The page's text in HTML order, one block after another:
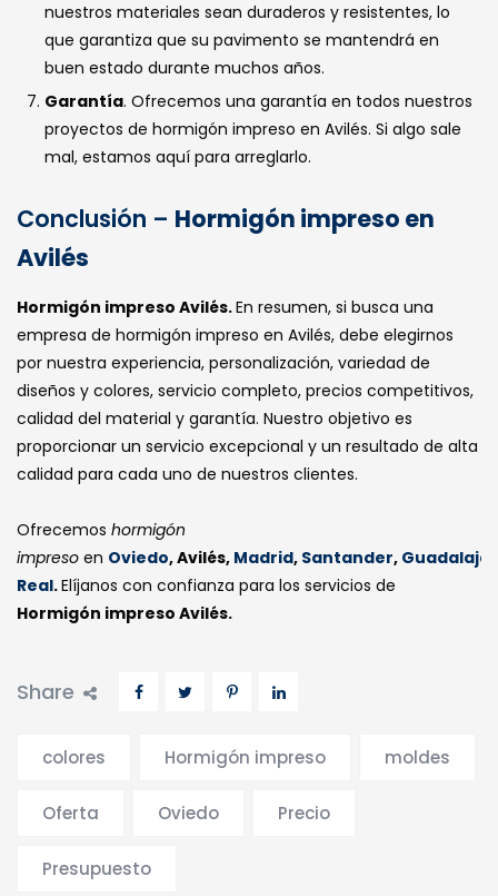
nuestros materiales sean duraderos y resistentes, lo
que garantiza que su pavimento se mantendrá en
buen estado durante muchos años.
Garantía. Ofrecemos una garantía en todos nuestros
proyectos de hormigón impreso en Avilés. Si algo sale
mal, estamos aquí para arreglarlo.
Conclusión – Hormigón impreso en
Avilés
Hormigón impreso Avilés.En resumen, si busca una
empresa de hormigón impreso en Avilés, debe elegirnos
por nuestra experiencia, personalización, variedad de
diseños y colores, servicio completo, precios competitivos,
calidad del material y garantía. Nuestro objetivo es
proporcionar un servicio excepcional y un resultado de alta
calidad para cada uno de nuestros clientes.
Ofrecemos hormigón
impreso en Oviedo, Avilés, Madrid, Santander,
Real.Elíjanos con confianza para los servicios de
Hormigón impreso Avilés.
Share
colores Hormigón impreso moldes
Oferta Oviedo Precio
Presupuesto